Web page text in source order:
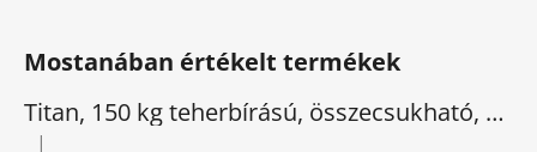
Mostanában értékelt termékek
Titan, 150 kg teherbírású, összecsukható, elektromos háromkerekű
|